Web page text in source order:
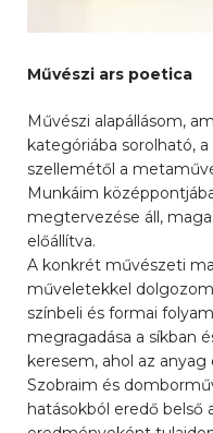
Művészi ars poetica
Művészi alapállásom,
kategóriába sorolható,
szellemétől a
Munkáim
megtervezése áll,
előállítva.
A konkrét művészeti
műveletekkel
színbeli és formai
megragadása a síkban
keresem, ahol az
Szobraim és
hatásokból eredő belső